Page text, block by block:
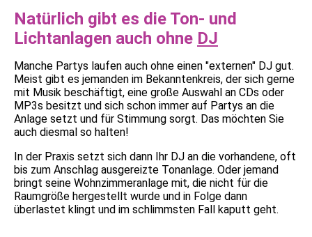
Natürlich gibt es die Ton- und
Lichtanlagen auch ohne DJ
Manche Partys laufen auch ohne einen "externen" DJ gut.
Meist gibt es jemanden im Bekanntenkreis, der sich gerne
mit Musik beschäftigt, eine große Auswahl an CDs oder
MP3s besitzt und sich schon immer auf Partys an die
Anlage setzt und für Stimmung sorgt. Das möchten Sie
auch diesmal so halten!
In der Praxis setzt sich dann Ihr DJ an die vorhandene, oft
bis zum Anschlag ausgereizte Tonanlage. Oder jemand
bringt seine Wohnzimmeranlage mit, die nicht für die
Raumgröße hergestellt wurde und in Folge dann
überlastet klingt und im schlimmsten Fall kaputt geht.